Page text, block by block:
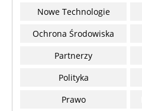
Nowe Technologie
Ochrona Środowiska
Partnerzy
Polityka
Prawo